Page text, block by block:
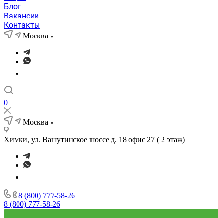
Блог
Вакансии
Контакты
Москва
0
Москва
Химки, ул. Вашутинское шоссе д. 18 офис 27 ( 2 этаж)
8 (800) 777-58-26
8 (800) 777-58-26